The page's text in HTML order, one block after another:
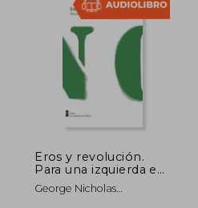
Eros y revolución.
Para una izquierda en
el s. XXI (in Spanish)
George Nicholas